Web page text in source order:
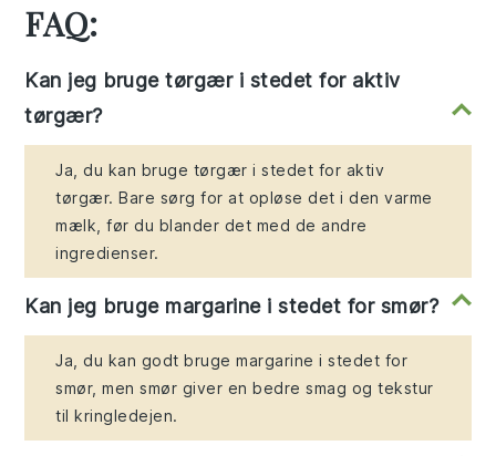
FAQ:
Kan jeg bruge tørgær i stedet for aktiv
tørgær?
Ja, du kan bruge tørgær i stedet for aktiv
tørgær. Bare sørg for at opløse det i den varme
mælk, før du blander det med de andre
ingredienser.
Kan jeg bruge margarine i stedet for smør?
Ja, du kan godt bruge margarine i stedet for
smør, men smør giver en bedre smag og tekstur
til kringledejen.